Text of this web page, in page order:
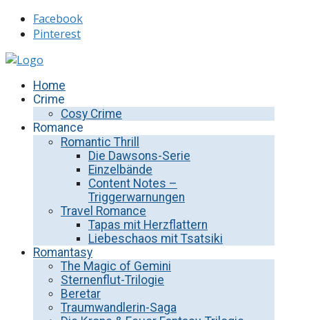
Facebook
Pinterest
Home
Crime
Cosy Crime
Romance
Romantic Thrill
Die Dawsons-Serie
Einzelbände
Content Notes –
Triggerwarnungen
Travel Romance
Tapas mit Herzflattern
Liebeschaos mit Tsatsiki
Romantasy
The Magic of Gemini
Sternenflut-Trilogie
Beretar
Traumwandlerin-Saga